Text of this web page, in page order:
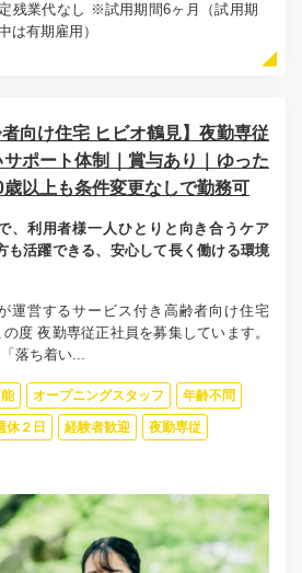
残業代なし ※試用期間6ヶ月（試用期
は有期雇用）
者向け住宅 ヒビオ鶴見】夜勤専従
ポート体制｜賞与あり｜ゆった
以上も条件変更なしで勤務可
、利用者様一人ひとりと向き合うケア
も活躍できる、安心して長く働ける環境
運営するサービス付き高齢者向け住宅
度 夜勤専従正社員を募集しています。
落ち着い...
オープニングスタッフ 年齢不問
休２日 経験者歓迎 夜勤専従